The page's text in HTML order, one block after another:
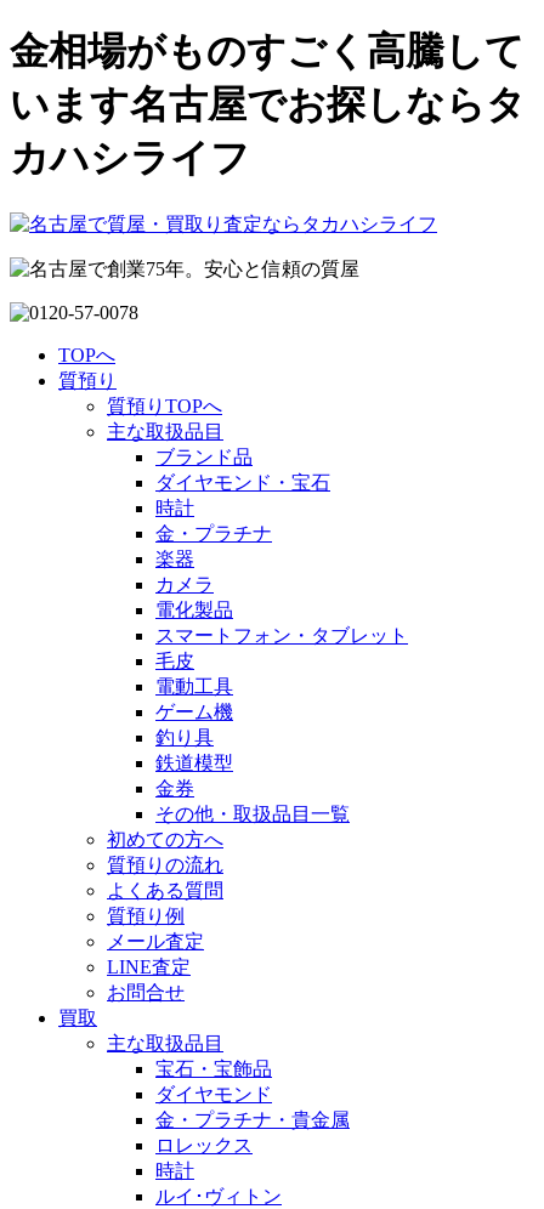
金相場がものすごく高騰して
います名古屋でお探しならタ
カハシライフ
TOPへ
質預り
質預りTOPへ
主な取扱品目
ブランド品
ダイヤモンド・宝石
時計
金・プラチナ
楽器
カメラ
電化製品
スマートフォン・タブレット
毛皮
電動工具
ゲーム機
釣り具
鉄道模型
金券
その他・取扱品目一覧
初めての方へ
質預りの流れ
よくある質問
質預り例
メール査定
LINE査定
お問合せ
買取
主な取扱品目
宝石・宝飾品
ダイヤモンド
金・プラチナ・貴金属
ロレックス
時計
ルイ･ヴィトン